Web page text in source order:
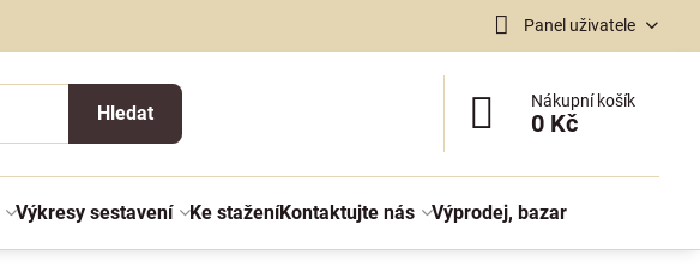
Panel uživatele
Hledat
Nákupní košík
0 Kč
Výkresy sestavení Ke staženíKontaktujte nás Výprodej, bazar